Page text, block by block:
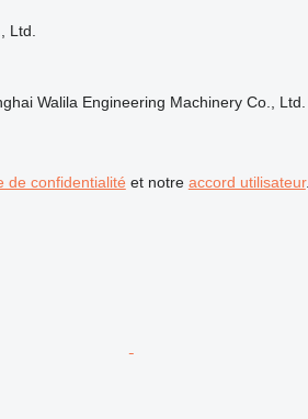
Ltd.
Walila Engineering Machinery Co., Ltd.
de confidentialité et notre accord utilisateur.